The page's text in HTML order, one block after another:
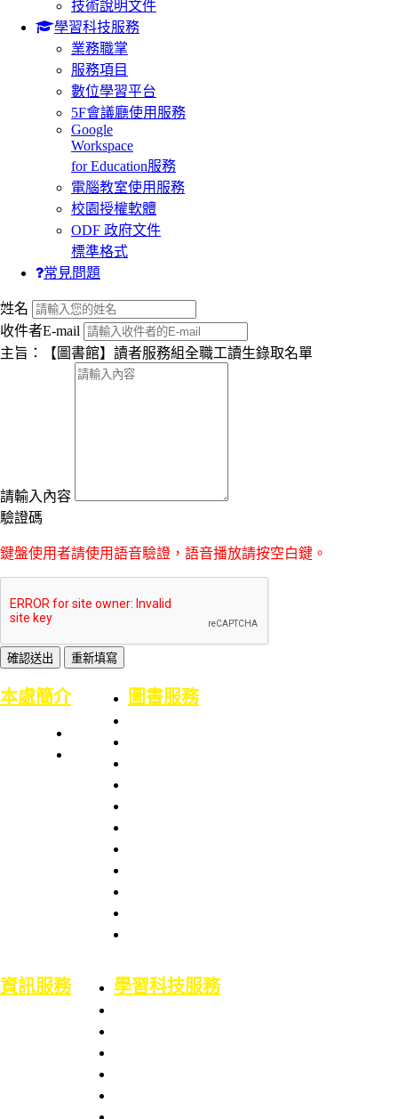
技術說明文件
學習科技服務
業務職掌
服務項目
數位學習平台
5F會議廳使用服務
Google
Workspace
for Education服務
電腦教室使用服務
校園授權軟體
ODF 政府文件
標準格式
常見問題
:::
姓名
收件者E-mail
主旨：【圖書館】讀者服務組全職工讀生錄取名單
請輸入內容
驗證碼
鍵盤使用者請使用語音驗證，語音播放請按空白鍵。
本處簡介 圖書服務
資訊服務 學習科技服務